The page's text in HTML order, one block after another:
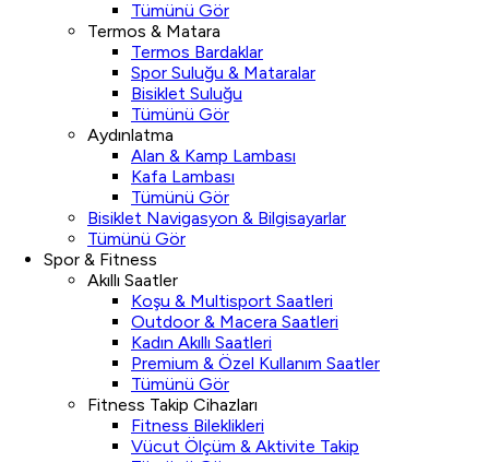
Tümünü Gör
Termos & Matara
Termos Bardaklar
Spor Suluğu & Mataralar
Bisiklet Suluğu
Tümünü Gör
Aydınlatma
Alan & Kamp Lambası
Kafa Lambası
Tümünü Gör
Bisiklet Navigasyon & Bilgisayarlar
Tümünü Gör
Spor & Fitness
Akıllı Saatler
Koşu & Multisport Saatleri
Outdoor & Macera Saatleri
Kadın Akıllı Saatleri
Premium & Özel Kullanım Saatler
Tümünü Gör
Fitness Takip Cihazları
Fitness Bileklikleri
Vücut Ölçüm & Aktivite Takip